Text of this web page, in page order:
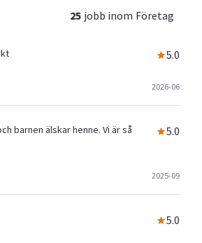
25 jobb inom Företag
5.0
2026-06
barnen älskar henne. Vi är så
5.0
2025-09
5.0